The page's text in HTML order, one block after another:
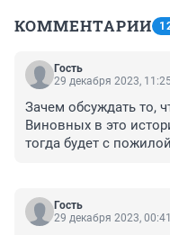
КОММЕНТАРИИ
Гость
29 декабря 2023,
Зачем обсуждать то,
Виновных в это
тогда будет с
Гость
29 декабря 2023, 00:41